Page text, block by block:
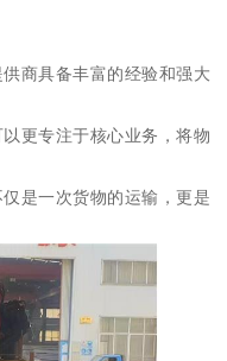
商具备丰富的经验和强大
更专注于核心业务，将物
是一次货物的运输，更是